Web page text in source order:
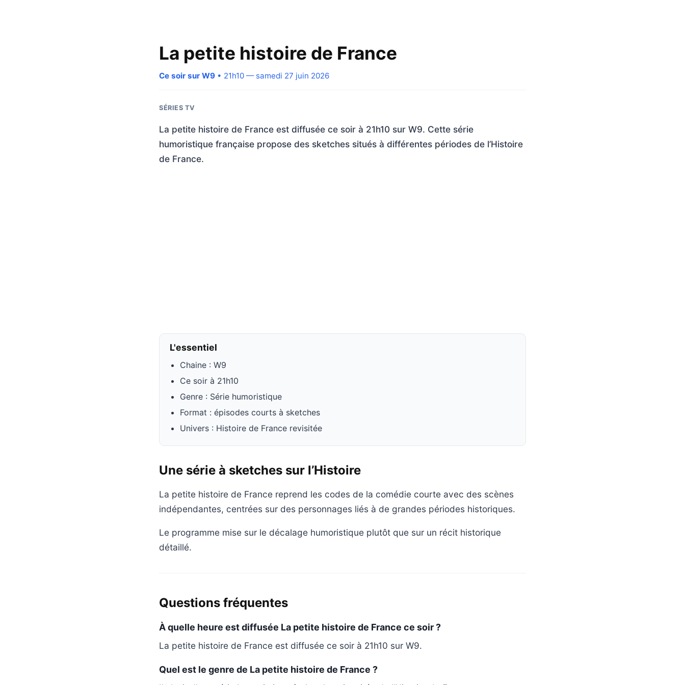
La petite histoire de France
Ce soir sur W9 • 21h10 — samedi 27 juin 2026
SÉRIES TV
La petite histoire de France est diffusée ce soir à 21h10 sur W9. Cette série
humoristique française propose des sketches situés à différentes périodes de l’Histoire
de France.
L'essentiel
Chaine : W9
Ce soir à 21h10
Genre : Série humoristique
Format : épisodes courts à sketches
Univers : Histoire de France revisitée
Une série à sketches sur l’Histoire
La petite histoire de France reprend les codes de la comédie courte avec des scènes
indépendantes, centrées sur des personnages liés à de grandes périodes historiques.
Le programme mise sur le décalage humoristique plutôt que sur un récit historique
détaillé.
Questions fréquentes
À quelle heure est diffusée La petite histoire de France ce soir ?
La petite histoire de France est diffusée ce soir à 21h10 sur W9.
Quel est le genre de La petite histoire de France ?